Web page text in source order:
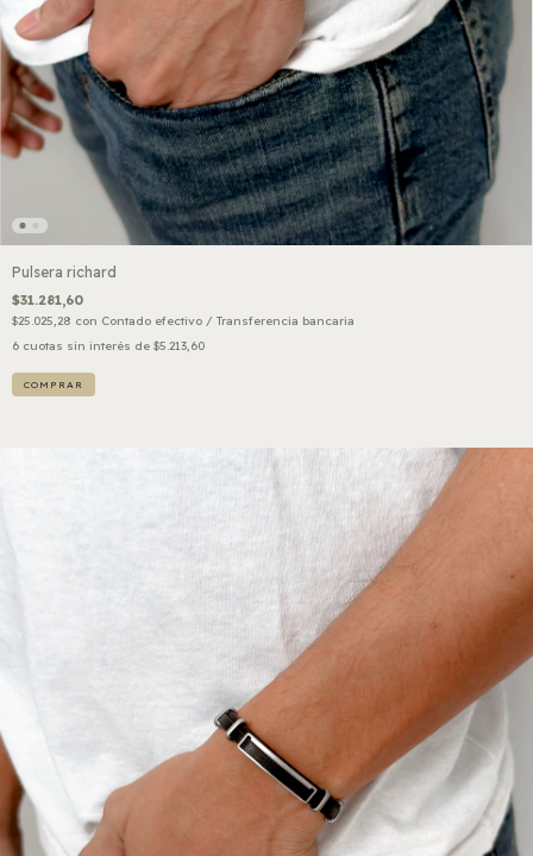
Pulsera richard
$31.281,60
$25.025,28 con Contado efectivo / Transferencia bancaria
6 cuotas sin interés de $5.213,60